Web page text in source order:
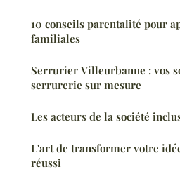
10 conseils parentalité pour
familiales
Serrurier Villeurbanne : vos
serrurerie sur mesure
Les acteurs de la société
L'art de transformer votre
réussi